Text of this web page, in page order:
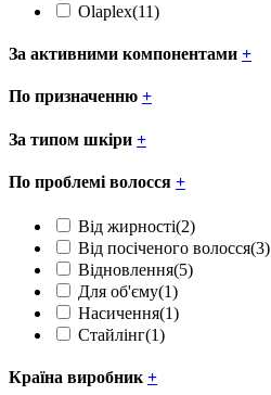
Olaplex(11)
За активними компонентами +
По призначенню +
За типом шкіри +
По проблемі волосся +
Від жирності(2)
Від посіченого волосся(3)
Відновлення(5)
Для об'єму(1)
Насичення(1)
Стайлінг(1)
Країна виробник+